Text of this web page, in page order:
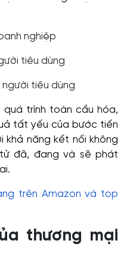
nghiệp
tiêu dùng
tiêu dùng
trình toàn cầu hóa,
tất yếu của bước tiến
khả năng kết nối không
đã, đang và sẽ phát
trên Amazon và top
thương mại